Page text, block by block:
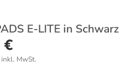
E-LITE in Schwarz
€
inkl. MwSt.